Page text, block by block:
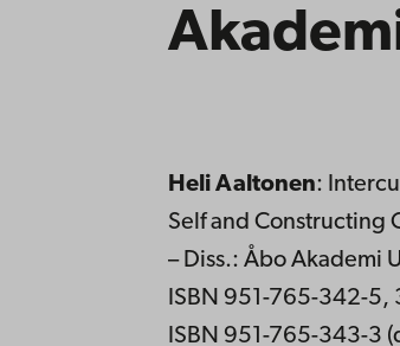
Heli Aaltonen:
Self and Constructing
– Diss.: Åbo Akademi
ISBN 951-765-342-
ISBN 951-765-343-3